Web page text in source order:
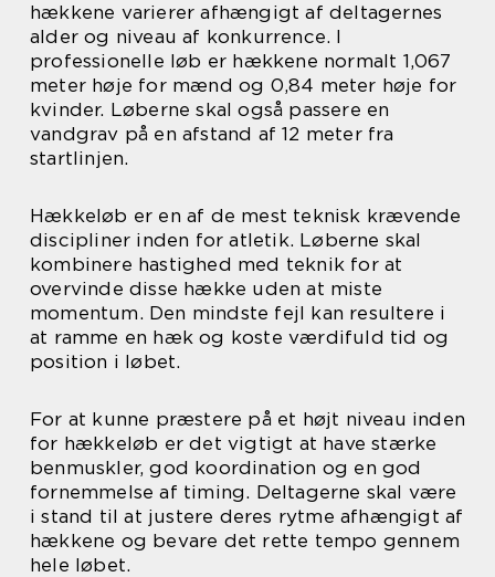
hækkene varierer afhængigt af deltagernes
alder og niveau af konkurrence. I
professionelle løb er hækkene normalt 1,067
meter høje for mænd og 0,84 meter høje for
kvinder. Løberne skal også passere en
vandgrav på en afstand af 12 meter fra
startlinjen.
Hækkeløb er en af de mest teknisk krævende
discipliner inden for atletik. Løberne skal
kombinere hastighed med teknik for at
overvinde disse hække uden at miste
momentum. Den mindste fejl kan resultere i
at ramme en hæk og koste værdifuld tid og
position i løbet.
For at kunne præstere på et højt niveau inden
for hækkeløb er det vigtigt at have stærke
benmuskler, god koordination og en god
fornemmelse af timing. Deltagerne skal være
i stand til at justere deres rytme afhængigt af
hækkene og bevare det rette tempo gennem
hele løbet.